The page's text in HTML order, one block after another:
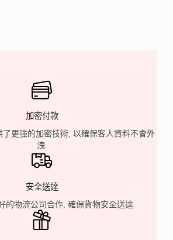
加密付款
更強的加密技術, 以確保客人資料不會外
洩.
安全送達
的物流公司合作, 確保貨物安全送達.